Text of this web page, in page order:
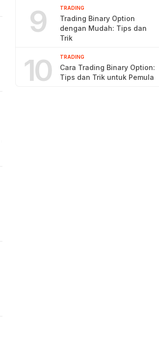
9 TRADING
Trading Binary Option
dengan Mudah: Tips dan
Trik
10 TRADING
Cara Trading Binary Option:
Tips dan Trik untuk Pemula